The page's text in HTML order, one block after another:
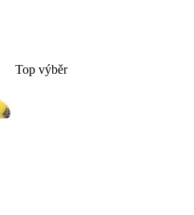
Top výběr